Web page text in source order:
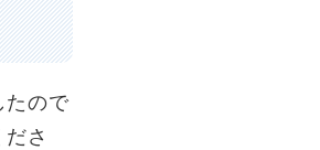
たので
さ